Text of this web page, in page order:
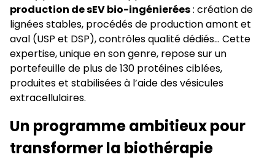
production de sEV bio-ingénierées: création de
lignées stables, procédés de production amont et
aval (USP et DSP), contrôles qualité dédiés… Cette
expertise, unique en son genre, repose sur un
portefeuille de plus de 130 protéines ciblées,
produites et stabilisées à l’aide des vésicules
extracellulaires.
Un programme ambitieux pour
transformer la biothérapie